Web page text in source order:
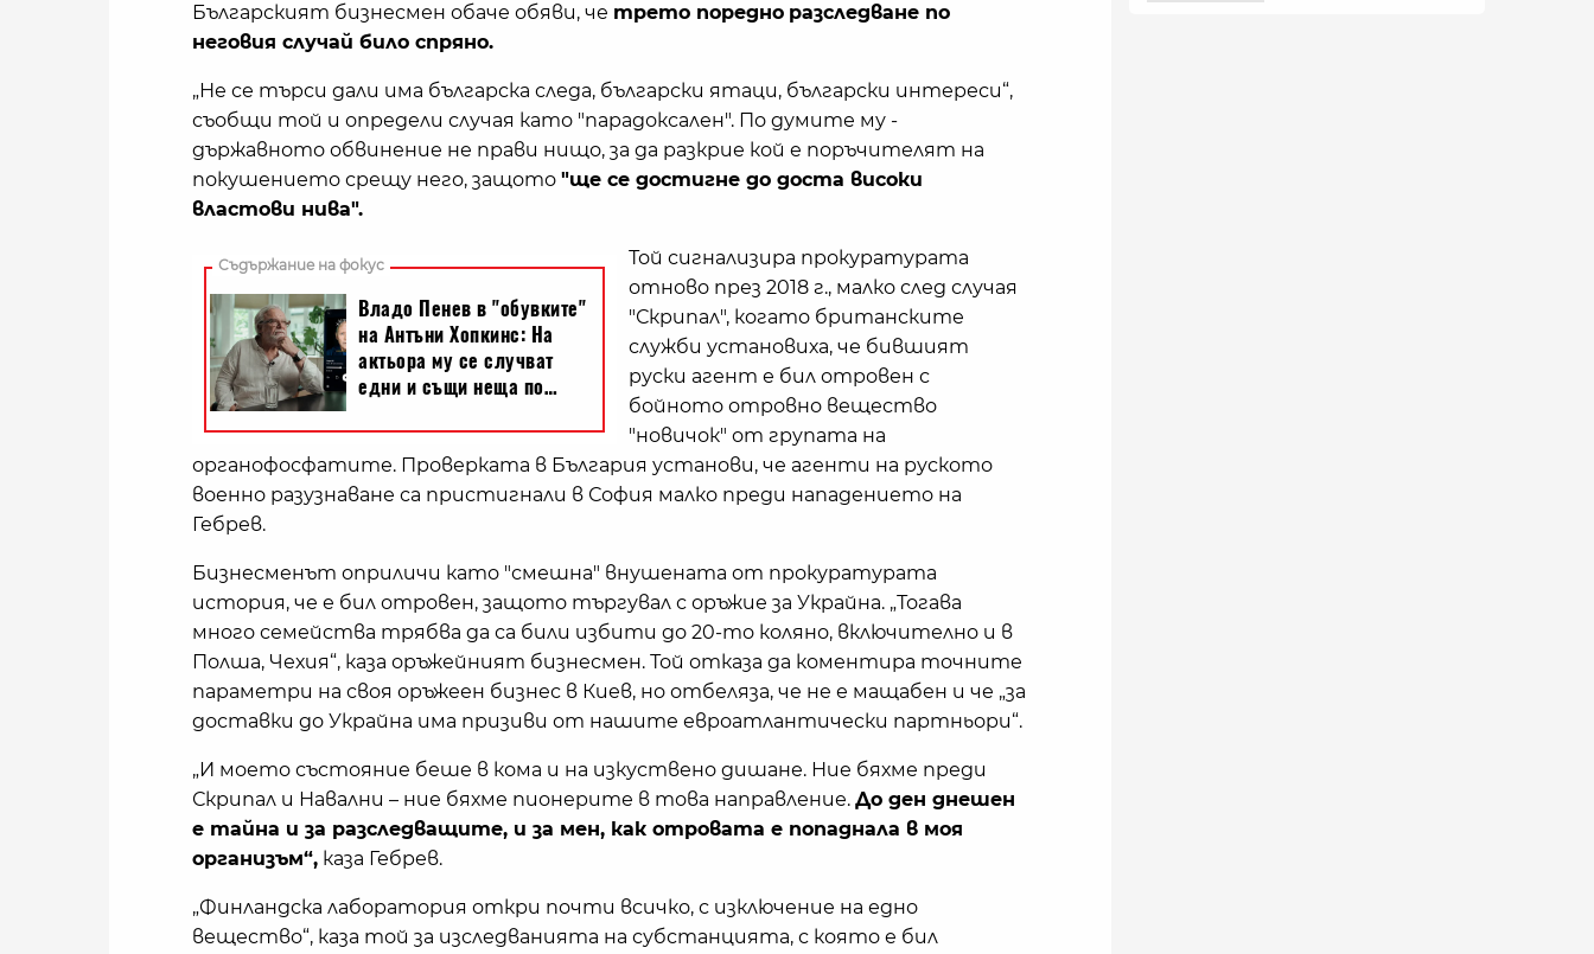
Българският бизнесмен обаче обяви, че трето поредно разследване по
неговия случай било спряно.
„Не се търси дали има българска следа, български ятаци, български интереси“,
съобщи той и определи случая като "парадоксален". По думите му -
държавното обвинение не прави нищо, за да разкрие кой е поръчителят на
покушението срещу него, защото "ще се достигне до доста високи
властови нива".
Той сигнализира прокуратурата
отново през 2018 г., малко след случая
"Скрипал", когато британските
служби установиха, че бившият
руски агент е бил отровен с
бойното отровно вещество
"новичок" от групата на
органофосфатите. Проверката в България установи, че агенти на руското
военно разузнаване са пристигнали в София малко преди нападението на
Гебрев.
Бизнесменът оприличи като "смешна" внушената от прокуратурата
история, че е бил отровен, защото търгувал с оръжие за Украйна. „Тогава
много семейства трябва да са били избити до 20-то коляно, включително и в
Полша, Чехия“, каза оръжейният бизнесмен. Той отказа да коментира точните
параметри на своя оръжеен бизнес в Киев, но отбеляза, че не е мащабен и че „за
доставки до Украйна има призиви от нашите евроатлантически партньори“.
„И моето състояние беше в кома и на изкуствено дишане. Ние бяхме преди
Скрипал и Навални – ние бяхме пионерите в това направление. До ден днешен
е тайна и за разследващите, и за мен, как отровата е попаднала в моя
организъм“, каза Гебрев.
„Финландска лаборатория откри почти всичко, с изключение на едно
вещество“, каза той за изследванията на субстанцията, с която е бил